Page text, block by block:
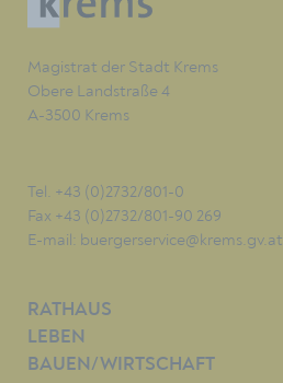
Magistrat der Stadt Krems
Obere Landstraße 4
A-3500 Krems
Tel. +43 (0)2732/801-0
Fax +43 (0)2732/801-90 269
E-mail: buergerservice@krems.gv.at
RATHAUS
LEBEN
BAUEN/WIRTSCHAFT